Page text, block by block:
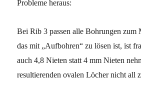
Probleme heraus:
Bei Rib 3 passen alle Bohrungen zum
das mit „Aufbohren“ zu lösen ist, ist
auch 4,8 Nieten statt 4 mm Nieten
resultierenden ovalen Löcher nicht all